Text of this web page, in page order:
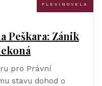
FLEXINOVELA
Peškara: Zánik
pro Právní
stavu dohod o